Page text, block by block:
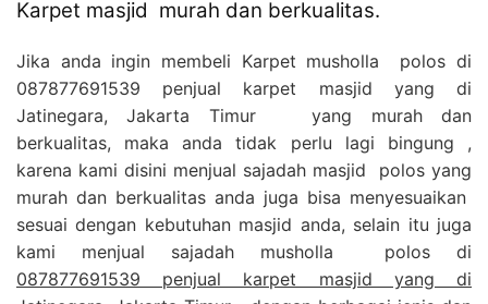
Karpet masjid murah dan berkualitas.
Jika anda ingin membeli Karpet musholla polos di
087877691539 penjual karpet masjid yang di
Jatinegara, Jakarta Timur yang murah dan
berkualitas, maka anda tidak perlu lagi bingung ,
karena kami disini menjual sajadah masjid polos yang
murah dan berkualitas anda juga bisa menyesuaikan
sesuai dengan kebutuhan masjid anda, selain itu juga
kami menjual sajadah musholla polos di
087877691539 penjual karpet masjid yang di